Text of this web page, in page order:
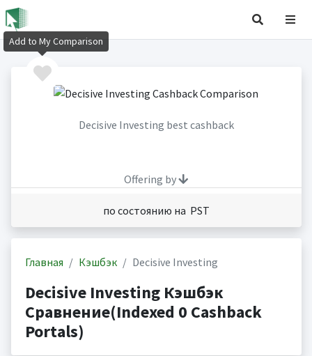
Decisive Investing best cashback
Offering by
по состоянию на PST
Главная Кэшбэк Decisive Investing
Decisive Investing Кэшбэк
Сравнение(Indexed 0 Cashback
Portals)
Add to My Comparison